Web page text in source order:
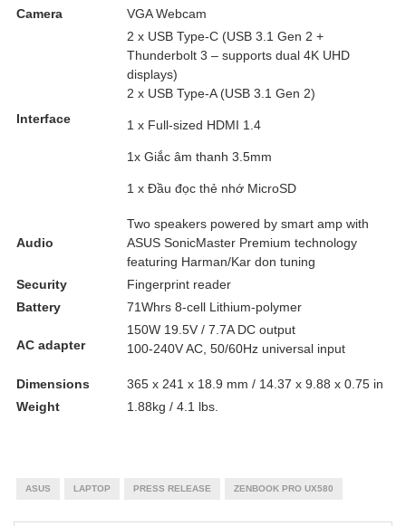
Camera
VGA Webcam
Interface
2 x USB Type-C (USB 3.1 Gen 2 +
Thunderbolt 3 – supports dual 4K UHD
displays)
2 x USB Type-A (USB 3.1 Gen 2)
1 x Full-sized HDMI 1.4
1x Giắc âm thanh 3.5mm
1 x Đầu đọc thẻ nhớ MicroSD
Audio
Two speakers powered by smart amp with
ASUS SonicMaster Premium technology
featuring Harman/Kar don tuning
Security
Fingerprint reader
Battery
71Whrs 8-cell Lithium-polymer
AC adapter
150W 19.5V / 7.7A DC output
100-240V AC, 50/60Hz universal input
Dimensions
365 x 241 x 18.9 mm / 14.37 x 9.88 x 0.75 in
Weight
1.88kg / 4.1 lbs.
ASUS LAPTOP PRESS RELEASE ZENBOOK PRO UX580